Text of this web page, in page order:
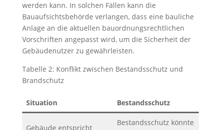
werden kann. In solchen Fällen kann die
Bauaufsichtsbehörde verlangen, dass eine bauliche
Anlage an die aktuellen bauordnungsrechtlichen
Vorschriften angepasst wird, um die Sicherheit der
Gebäudenutzer zu gewährleisten.
Tabelle 2: Konflikt zwischen Bestandsschutz und
Brandschutz
Situation Bestandsschutz
Gebäude entspricht
Bestandsschutz könnte